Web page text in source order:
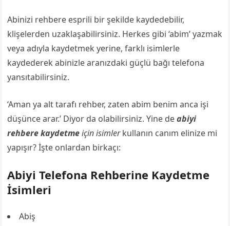
Abinizi rehbere esprili bir şekilde kaydedebilir,
klişelerden uzaklaşabilirsiniz. Herkes gibi ‘abim’ yazmak
veya adıyla kaydetmek yerine, farklı isimlerle
kaydederek abinizle aranızdaki güçlü bağı telefona
yansıtabilirsiniz.
‘Aman ya alt tarafı rehber, zaten abim benim anca işi
düşünce arar.’ Diyor da olabilirsiniz. Yine deabiyi
rehbere kaydetmeiçin isimlerkullanın canım elinize mi
yapışır? İşte onlardan birkaçı:
Abiyi Telefona Rehberine Kaydetme
İsimleri
Abiş